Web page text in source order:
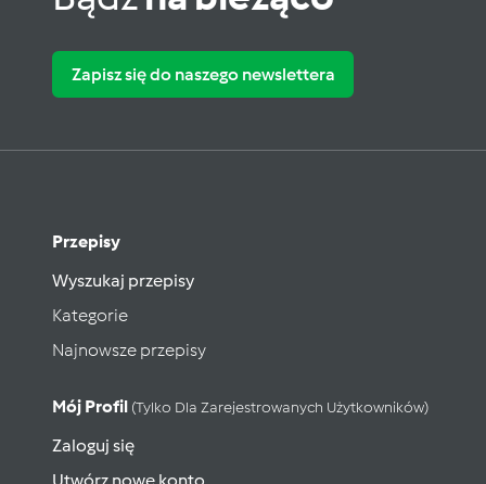
Zapisz się do naszego newslettera
Przepisy
Wyszukaj przepisy
Kategorie
Najnowsze przepisy
Mój Profil (tylko Dla Zarejestrowanych Użytkowników)
Zaloguj się